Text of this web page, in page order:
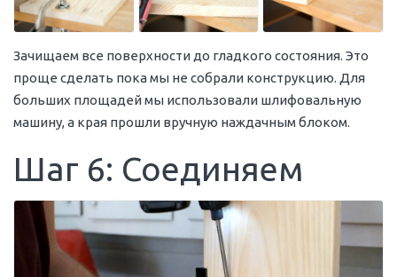
Зачищаем все поверхности до гладкого состояния. Это
проще сделать пока мы не собрали конструкцию. Для
больших площадей мы использовали шлифовальную
машину, а края прошли вручную наждачным блоком.
Шаг 6: Соединяем